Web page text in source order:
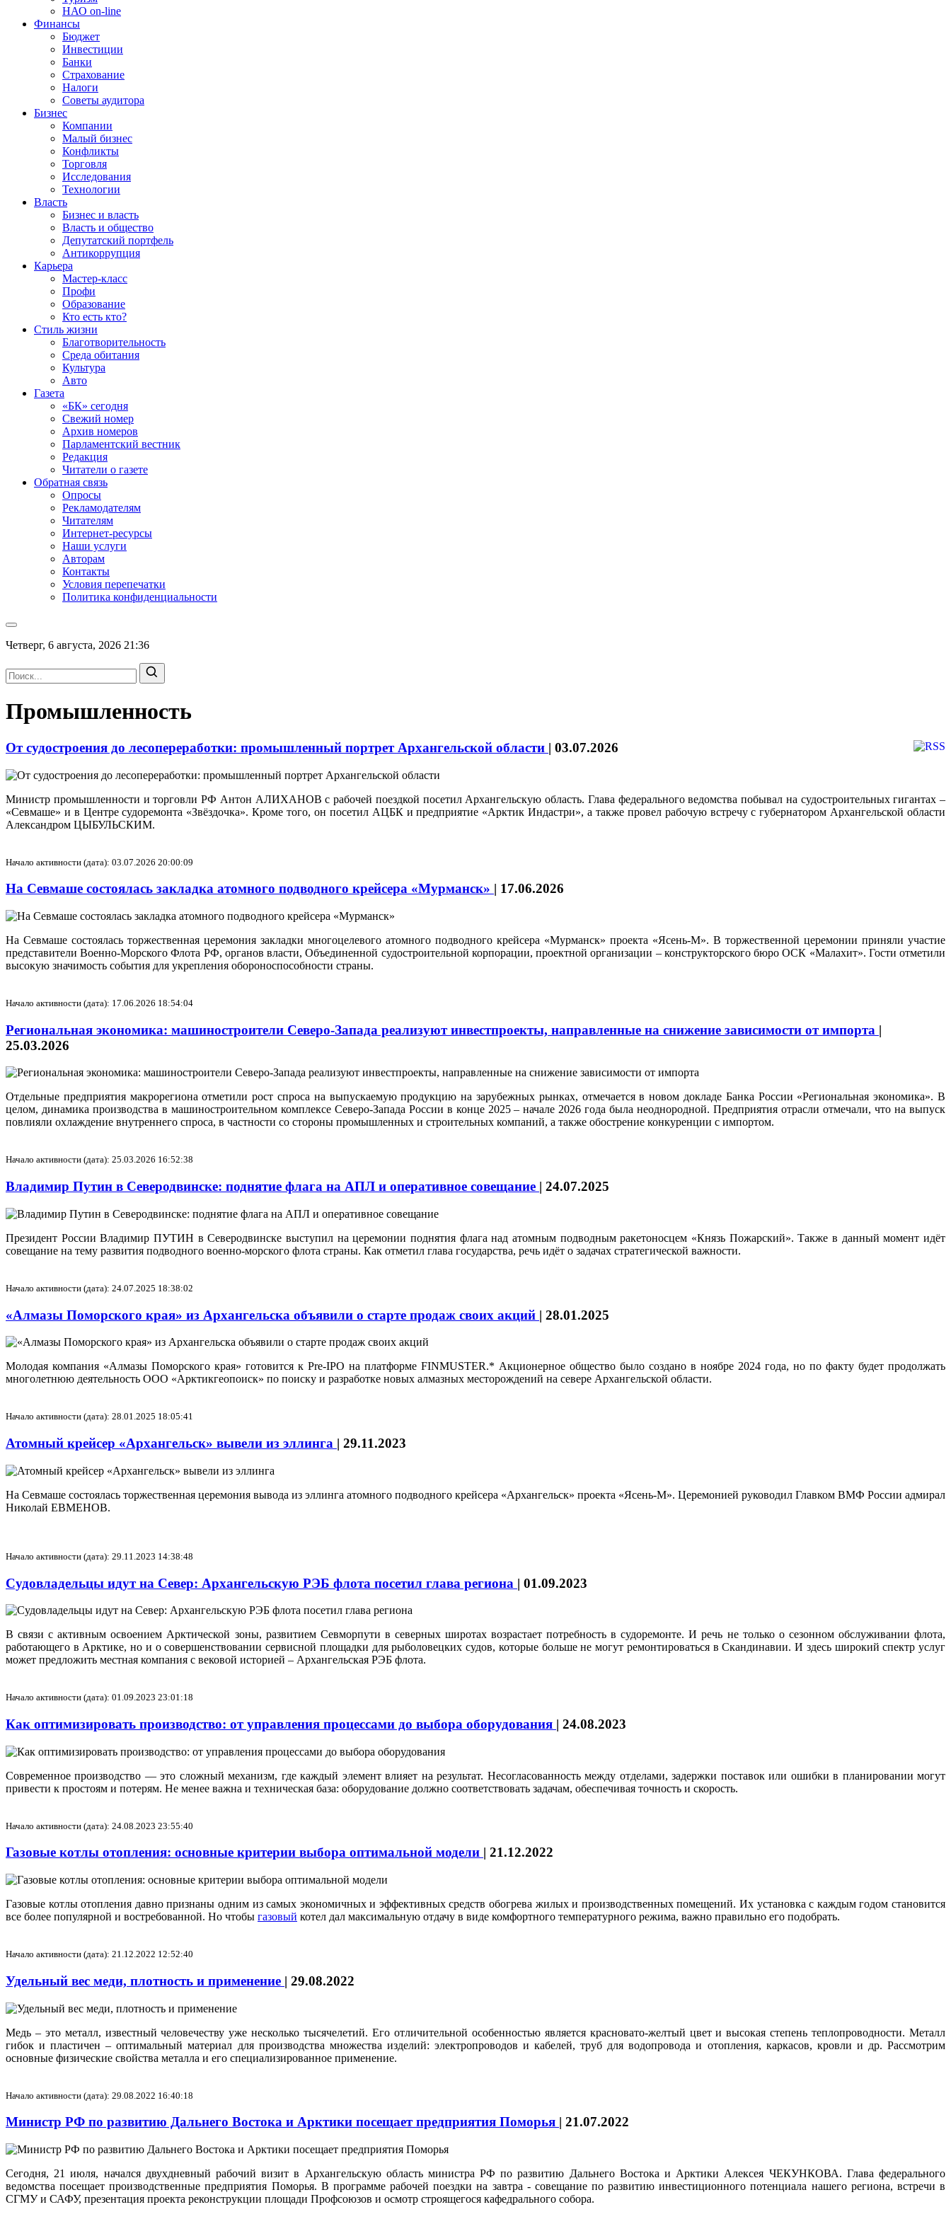
НАО on-line
Финансы
Бюджет
Инвестиции
Банки
Страхование
Налоги
Советы аудитора
Бизнес
Компании
Малый бизнес
Конфликты
Торговля
Исследования
Технологии
Власть
Бизнес и власть
Власть и общество
Депутатский портфель
Антикоррупция
Карьера
Мастер-класс
Профи
Образование
Кто есть кто?
Стиль жизни
Благотворительность
Среда обитания
Культура
Авто
Газета
«БК» сегодня
Свежий номер
Архив номеров
Парламентский вестник
Редакция
Читатели о газете
Обратная связь
Опросы
Рекламодателям
Читателям
Интернет-ресурсы
Наши услуги
Авторам
Контакты
Условия перепечатки
Политика конфиденциальности
Четверг, 6 августа, 2026 21:36
Промышленность
От судостроения до лесопереработки: промышленный портрет Архангельской области | 03.07.2026
Министр промышленности и торговли РФ Антон АЛИХАНОВ с рабочей поездкой посетил Архангельскую область. Глава федерального ведомства побывал на судостроительных гигантах –
«Севмаше» и в Центре судоремонта «Звёздочка». Кроме того, он посетил АЦБК и предприятие «Арктик Индастри», а также провел рабочую встречу с губернатором Архангельской области
Александром ЦЫБУЛЬСКИМ.
Начало активности (дата): 03.07.2026 20:00:09
На Севмаше состоялась закладка атомного подводного крейсера «Мурманск» | 17.06.2026
На Севмаше состоялась торжественная церемония закладки многоцелевого атомного подводного крейсера «Мурманск» проекта «Ясень-М». В торжественной церемонии приняли участие
представители Военно-Морского Флота РФ, органов власти, Объединенной судостроительной корпорации, проектной организации – конструкторского бюро ОСК «Малахит». Гости отметили
высокую значимость события для укрепления обороноспособности страны.
Начало активности (дата): 17.06.2026 18:54:04
Региональная экономика: машиностроители Северо-Запада реализуют инвестпроекты, направленные на снижение зависимости от импорта |
25.03.2026
Отдельные предприятия макрорегиона отметили рост спроса на выпускаемую продукцию на зарубежных рынках, отмечается в новом докладе Банка России «Региональная экономика». В
целом, динамика производства в машиностроительном комплексе Северо-Запада России в конце 2025 – начале 2026 года была неоднородной. Предприятия отрасли отмечали, что на выпуск
повлияли охлаждение внутреннего спроса, в частности со стороны промышленных и строительных компаний, а также обострение конкуренции с импортом.
Начало активности (дата): 25.03.2026 16:52:38
Владимир Путин в Северодвинске: поднятие флага на АПЛ и оперативное совещание | 24.07.2025
Президент России Владимир ПУТИН в Северодвинске выступил на церемонии поднятия флага над атомным подводным ракетоносцем «Князь Пожарский». Также в данный момент идёт
совещание на тему развития подводного военно-морского флота страны. Как отметил глава государства, речь идёт о задачах стратегической важности.
Начало активности (дата): 24.07.2025 18:38:02
«Алмазы Поморского края» из Архангельска объявили о старте продаж своих акций | 28.01.2025
Молодая компания «Алмазы Поморского края» готовится к Pre-IPO на платформе FINMUSTER.* Акционерное общество было создано в ноябре 2024 года, но по факту будет продолжать
многолетнюю деятельность ООО «Арктикгеопоиск» по поиску и разработке новых алмазных месторождений на севере Архангельской области.
Начало активности (дата): 28.01.2025 18:05:41
Атомный крейсер «Архангельск» вывели из эллинга | 29.11.2023
На Севмаше состоялась торжественная церемония вывода из эллинга атомного подводного крейсера «Архангельск» проекта «Ясень-М». Церемонией руководил Главком ВМФ России адмирал
Николай ЕВМЕНОВ.
Начало активности (дата): 29.11.2023 14:38:48
Судовладельцы идут на Север: Архангельскую РЭБ флота посетил глава региона | 01.09.2023
В связи с активным освоением Арктической зоны, развитием Севморпути в северных широтах возрастает потребность в судоремонте. И речь не только о сезонном обслуживании флота,
работающего в Арктике, но и о совершенствовании сервисной площадки для рыболовецких судов, которые больше не могут ремонтироваться в Скандинавии. И здесь широкий спектр услуг
может предложить местная компания с вековой историей – Архангельская РЭБ флота.
Начало активности (дата): 01.09.2023 23:01:18
Как оптимизировать производство: от управления процессами до выбора оборудования | 24.08.2023
Современное производство — это сложный механизм, где каждый элемент влияет на результат. Несогласованность между отделами, задержки поставок или ошибки в планировании могут
привести к простоям и потерям. Не менее важна и техническая база: оборудование должно соответствовать задачам, обеспечивая точность и скорость.
Начало активности (дата): 24.08.2023 23:55:40
Газовые котлы отопления: основные критерии выбора оптимальной модели | 21.12.2022
Газовые котлы отопления давно признаны одним из самых экономичных и эффективных средств обогрева жилых и производственных помещений. Их установка с каждым годом становится
все более популярной и востребованной. Но чтобы газовый котел дал максимальную отдачу в виде комфортного температурного режима, важно правильно его подобрать.
Начало активности (дата): 21.12.2022 12:52:40
Удельный вес меди, плотность и применение | 29.08.2022
Медь – это металл, известный человечеству уже несколько тысячелетий. Его отличительной особенностью является красновато-желтый цвет и высокая степень теплопроводности. Металл
гибок и пластичен – оптимальный материал для производства множества изделий: электропроводов и кабелей, труб для водопровода и отопления, каркасов, кровли и др. Рассмотрим
основные физические свойства металла и его специализированное применение.
Начало активности (дата): 29.08.2022 16:40:18
Министр РФ по развитию Дальнего Востока и Арктики посещает предприятия Поморья | 21.07.2022
Сегодня, 21 июля, начался двухдневный рабочий визит в Архангельскую область министра РФ по развитию Дальнего Востока и Арктики Алексея ЧЕКУНКОВА. Глава федерального
ведомства посещает производственные предприятия Поморья. В программе рабочей поездки на завтра - совещание по развитию инвестиционного потенциала нашего региона, встречи в
СГМУ и САФУ, презентация проекта реконструкции площади Профсоюзов и осмотр строящегося кафедрального собора.